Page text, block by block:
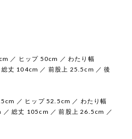
／ ヒップ 50cm ／ わたり幅
丈 104cm ／ 前股上 25.5cm ／ 後
／ ヒップ 52.5cm ／ わたり幅
総丈 105cm ／ 前股上 26.5cm ／